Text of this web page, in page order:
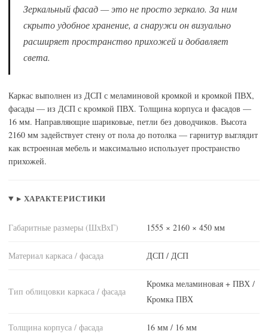
Зеркальный фасад — это не просто зеркало. За ним
скрыто удобное хранение, а снаружи он визуально
расширяет пространство прихожей и добавляет
света.
Каркас выполнен из ДСП с меламиновой кромкой и кромкой ПВХ,
фасады — из ДСП с кромкой ПВХ. Толщина корпуса и фасадов —
16 мм. Направляющие шариковые, петли без доводчиков. Высота
2160 мм задействует стену от пола до потолка — гарнитур выглядит
как встроенная мебель и максимально использует пространство
прихожей.
▸ ХАРАКТЕРИСТИКИ
Габаритные размеры (ШхВхГ) 1555 × 2160 × 450 мм
Материал каркаса / фасада ДСП / ДСП
Тип облицовки каркаса / фасада
Кромка меламиновая + ПВХ /
Кромка ПВХ
Толщина корпуса / фасада 16 мм / 16 мм